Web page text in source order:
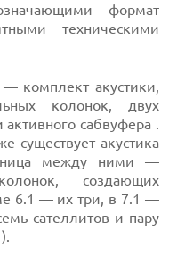
формат
техническими
комплект акустики,
колонок, двух
сабвуфера .
существует акустика
между ними —
создающих
6.1 — их три, в 7.1 —
сателлитов и пару